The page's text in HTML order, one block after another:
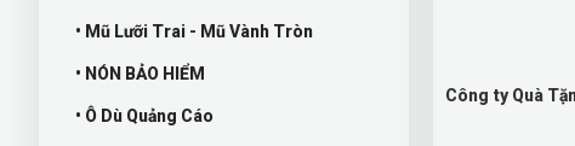
• Mũ Lưỡi Trai - Mũ Vành Tròn
• NÓN BẢO HIỂM
• Ô Dù Quảng Cáo
Công ty Quà